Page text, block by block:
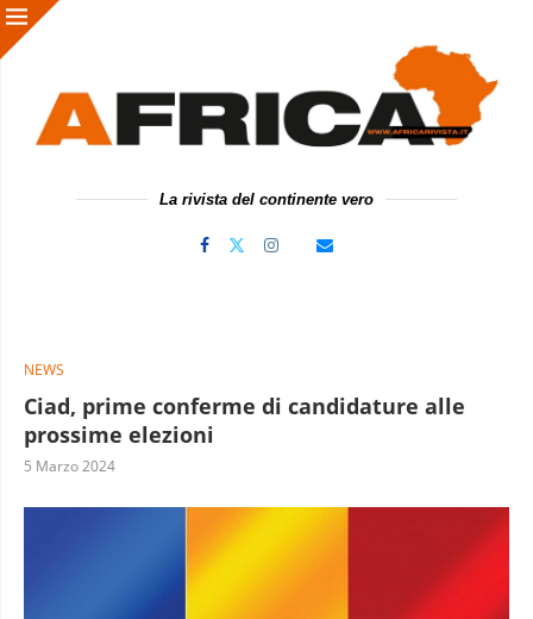
La rivista del continente vero
NEWS
Ciad, prime conferme di candidature alle
prossime elezioni
5 Marzo 2024